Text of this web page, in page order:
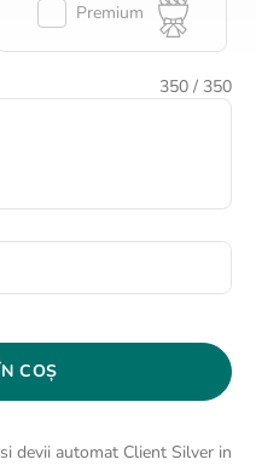
Premium
350 / 350
COȘ
devii automat Client Silver in